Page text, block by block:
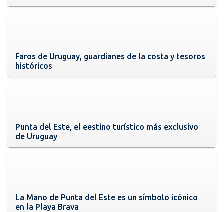
Faros de Uruguay, guardianes de la costa y tesoros
históricos
Punta del Este, el eestino turístico más exclusivo
de Uruguay
La Mano de Punta del Este es un símbolo icónico
en la Playa Brava